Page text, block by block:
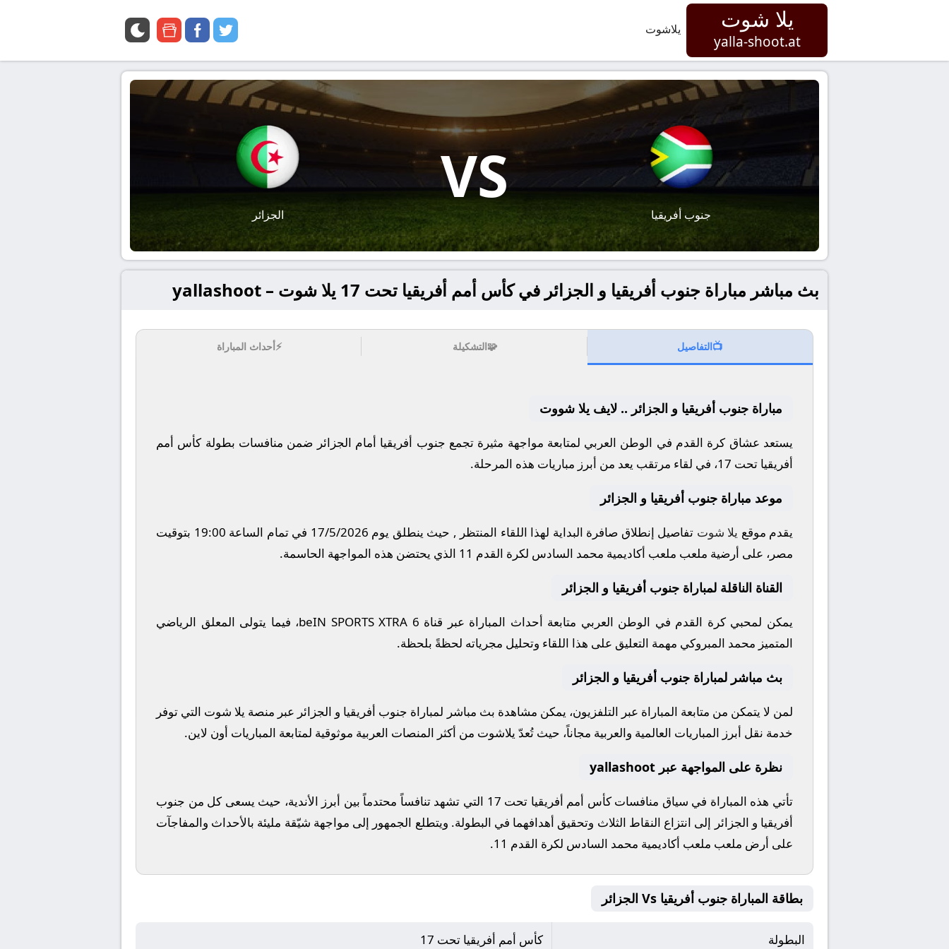
يلا شوت
yalla-shoot.at
يلاشوت twitter
facebook
google
جنوب أفريقيا
VS
الجزائر
بث مباشر مباراة جنوب أفريقيا و الجزائر في كأس أمم أفريقيا تحت 17 يلا شوت – yallashoot
📺التفاصيل 🧩التشكيلة ⚡أحداث المباراة
مباراة جنوب أفريقيا و الجزائر .. لايف يلا شووت
يستعد عشاق كرة القدم في الوطن العربي لمتابعة مواجهة مثيرة تجمع جنوب أفريقيا أمام الجزائر ضمن منافسات بطولة كأس أمم
أفريقيا تحت 17
، في لقاء مرتقب يعد من أبرز مباريات هذه المرحلة.
موعد مباراة جنوب أفريقيا و الجزائر
يقدم موقع يلا شوت تفاصيل إنطلاق صافرة البداية لهذا اللقاء المنتظر , حيث ينطلق يوم 17/5/2026 في تمام الساعة 19:00 بتوقيت
مصر، على أرضية ملعب ملعب أكاديمية محمد السادس لكرة القدم 11 الذي يحتضن هذه المواجهة الحاسمة.
القناة الناقلة لمباراة جنوب أفريقيا و الجزائر
يمكن لمحبي كرة القدم في الوطن العربي متابعة أحداث المباراة عبر قناة beIN SPORTS XTRA 6، فيما يتولى المعلق الرياضي
المتميز محمد المبروكي مهمة التعليق على هذا اللقاء وتحليل مجرياته لحظةً بلحظة.
بث مباشر لمباراة جنوب أفريقيا و الجزائر
لمن لا يتمكن من متابعة المباراة عبر التلفزيون، يمكن مشاهدة بث مباشر لمباراة جنوب أفريقيا و الجزائر عبر منصة يلا شوت التي توفر
خدمة نقل أبرز المباريات العالمية والعربية مجاناً، حيث تُعدّ يلاشوت من أكثر المنصات العربية موثوقية لمتابعة المباريات أون لاين.
نظرة على المواجهة عبر yallashoot
تأتي هذه المباراة في سياق منافساتكأس أمم أفريقيا تحت 17 التي تشهد تنافساً محتدماً بين أبرز الأندية، حيث يسعى كل من جنوب
أفريقيا و الجزائر إلى انتزاع النقاط الثلاث وتحقيق أهدافهما في البطولة. ويتطلع الجمهور إلى مواجهة شيّقة مليئة بالأحداث والمفاجآت
على أرض ملعب ملعب أكاديمية محمد السادس لكرة القدم 11 .
بطاقة المباراة جنوب أفريقيا Vs الجزائر
البطولة كأس أمم أفريقيا تحت 17